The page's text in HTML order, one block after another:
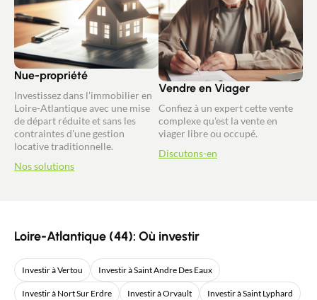
Nue-propriété
Investissez dans l'immobilier en
Loire-Atlantique avec une mise
de départ réduite et sans les
contraintes d'une gestion
locative traditionnelle.
Nos solutions
Vendre en Viager
Confiez à un expert cette vente
complexe qu'est la vente en
viager libre ou occupé.
Discutons-en
Loire-Atlantique (44): Où investir
Investir à Vertou Investir à Saint Andre Des Eaux
Investir à Nort Sur Erdre Investir à Orvault Investir à Saint Lyphard